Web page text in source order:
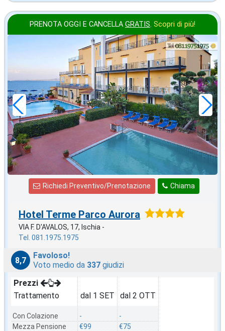
PRENOTA OGGI E CANCELLA GRATIS. Scopri di più!
in offerta da
€99,00
a notte
Chiama
Richiedi Preventivo/Prenotazione
Hotel Terme Parco Aurora
VIA F. D'AVALOS, 17, Ischia -
Tel. 081.1975.1975
8,7
Favoloso!
Voto medio da 337 giudizi
Prezzi
Trattamento
Con Colazione
Mezza Pensione
dal 1 SET
-
€99
dal 2 OTT
-
€75